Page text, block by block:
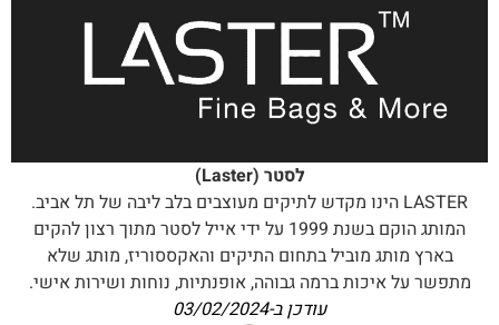
לסטר (Laster)
LASTER הינו מקדש לתיקים מעוצבים בלב ליבה של תל אביב.
המותג הוקם בשנת 1999 על ידי אייל לסטר מתוך רצון להקים
בארץ מותג מוביל בתחום התיקים והאקססוריז, מותג שלא
מתפשר על איכות ברמה גבוהה, אופנתיות, נוחות ושירות אישי.
עודכן ב-03/02/2024